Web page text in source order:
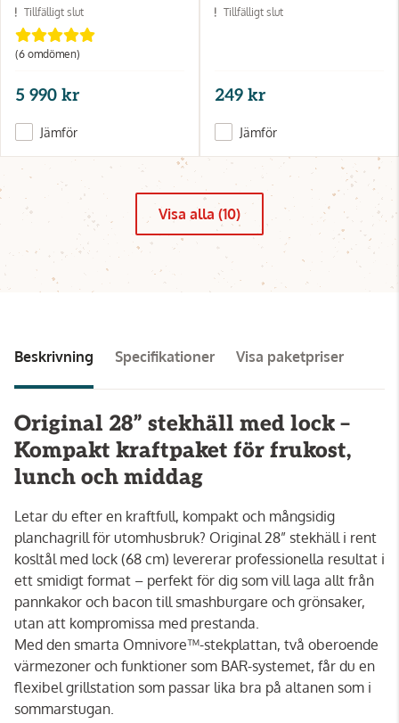
Tillfälligt slut
(6 omdömen)
5 990 kr
Jämför
Tillfälligt slut
249 kr
Jämför
Visa alla (10)
Beskrivning Specifikationer Visa paketpriser
Original 28” stekhäll med lock –
Kompakt kraftpaket för frukost,
lunch och middag
Letar du efter en kraftfull, kompakt och mångsidig
planchagrill för utomhusbruk? Original 28” stekhäll i rent
kosltål med lock (68 cm) levererar professionella resultat i
ett smidigt format – perfekt för dig som vill laga allt från
pannkakor och bacon till smashburgare och grönsaker,
utan att kompromissa med prestanda.
Med den smarta Omnivore™-stekplattan, två oberoende
värmezoner och funktioner som BAR-systemet, får du en
flexibel grillstation som passar lika bra på altanen som i
sommarstugan.